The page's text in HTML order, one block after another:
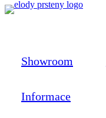
Showroom
Informace